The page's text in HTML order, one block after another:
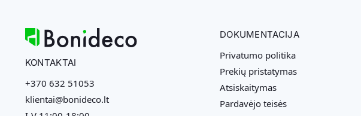
KONTAKTAI
+370 632 51053
klientai@bonideco.lt
DOKUMENTACIJA
Privatumo politika
Prekių pristatymas
Atsiskaitymas
Pardavėjo teisės